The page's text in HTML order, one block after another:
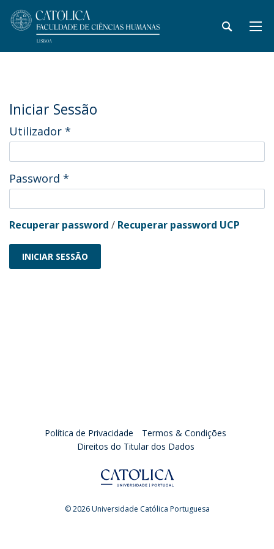
Iniciar Sessão
Utilizador *
Password *
Recuperar password / Recuperar password UCP
INICIAR SESSÃO
Política de Privacidade
Termos & Condições
Direitos do Titular dos Dados
© 2026 Universidade Católica Portuguesa